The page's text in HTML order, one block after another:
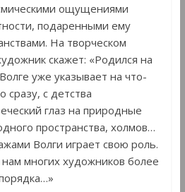
ощущениями
подаренными ему
На творческом
скажет: «Родился на
уже указывает на что-
сразу, с детства
глаз на природные
пространства, холмов…
Волги играет свою роль.
многих художников более